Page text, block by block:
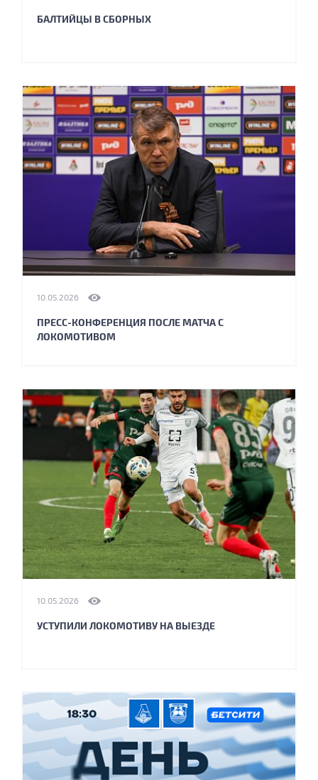
БАЛТИЙЦЫ В СБОРНЫХ
10.05.2026
ПРЕСС-КОНФЕРЕНЦИЯ ПОСЛЕ МАТЧА С
ЛОКОМОТИВОМ
10.05.2026
УСТУПИЛИ ЛОКОМОТИВУ НА ВЫЕЗДЕ